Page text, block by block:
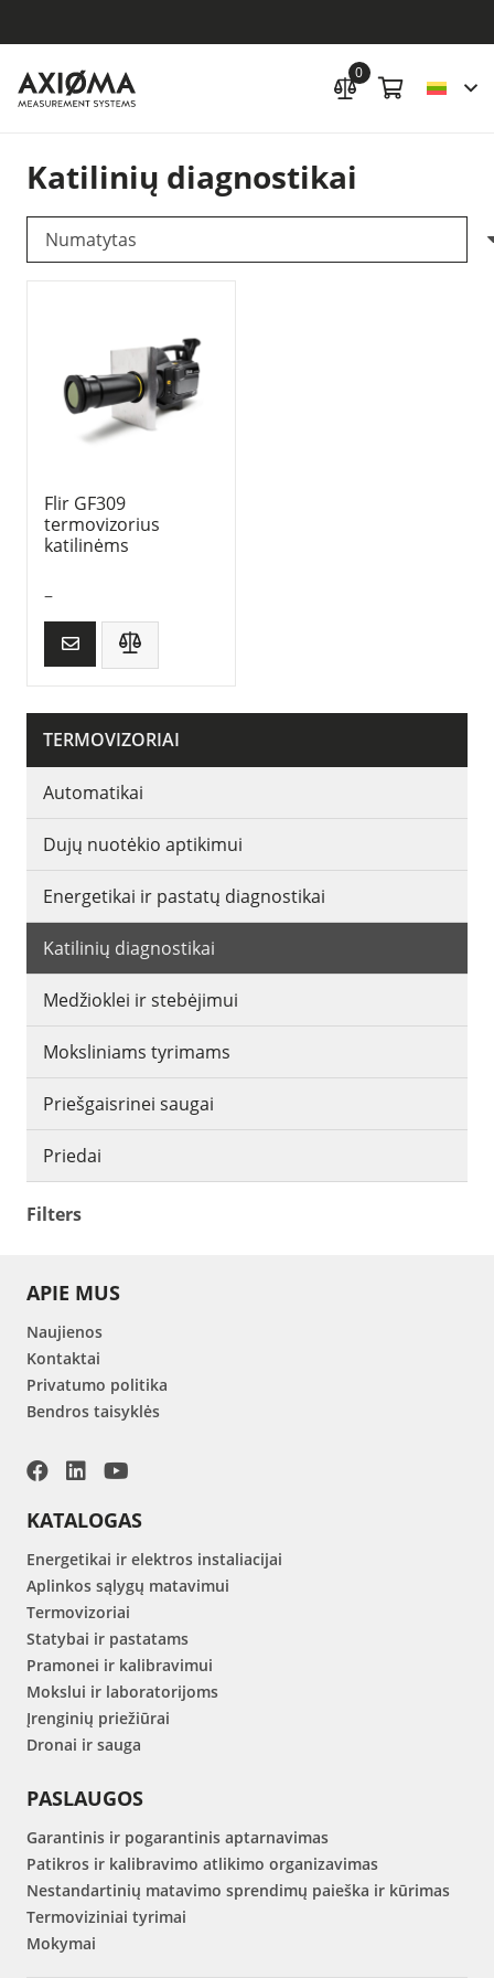
0
Katilinių diagnostikai
TERMOVIZORIAI
Automatikai
Dujų nuotėkio aptikimui
Energetikai ir pastatų diagnostikai
Katilinių diagnostikai
Medžioklei ir stebėjimui
Moksliniams tyrimams
Priešgaisrinei saugai
Priedai
Filters
Flir GF309
termovizorius
katilinėms
–
APIE MUS
Naujienos
Kontaktai
Privatumo politika
Bendros taisyklės
KATALOGAS
Energetikai ir elektros instaliacijai
Aplinkos sąlygų matavimui
Termovizoriai
Statybai ir pastatams
Pramonei ir kalibravimui
Mokslui ir laboratorijoms
Įrenginių priežiūrai
Dronai ir sauga
PASLAUGOS
Garantinis ir pogarantinis aptarnavimas
Patikros ir kalibravimo atlikimo organizavimas
Nestandartinių matavimo sprendimų paieška ir kūrimas
Termoviziniai tyrimai
Mokymai